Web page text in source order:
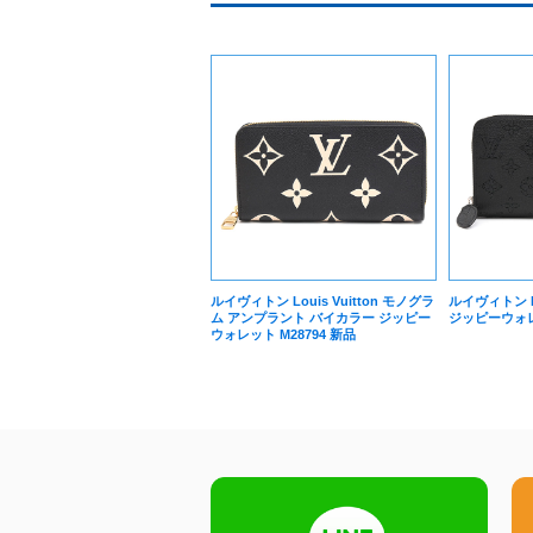
ルイヴィトン Louis Vuitton モノグラ
ム アンプラント バイカラー ジッピー
ウォレット M28794 新品
ルイヴィト
ジッピーウォ